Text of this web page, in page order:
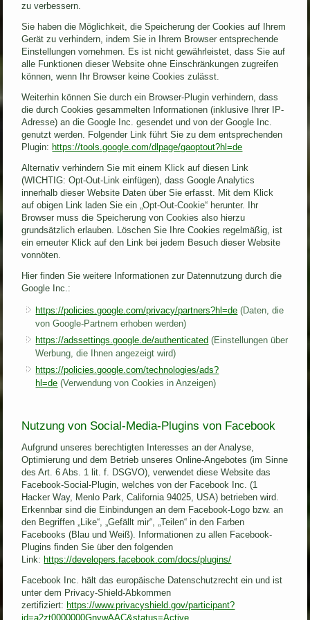
zu verbessern.
Sie haben die Möglichkeit, die Speicherung der Cookies auf Ihrem
Gerät zu verhindern, indem Sie in Ihrem Browser entsprechende
Einstellungen vornehmen. Es ist nicht gewährleistet, dass Sie auf
alle Funktionen dieser Website ohne Einschränkungen zugreifen
können, wenn Ihr Browser keine Cookies zulässt.
Weiterhin können Sie durch ein Browser-Plugin verhindern, dass
die durch Cookies gesammelten Informationen (inklusive Ihrer IP-
Adresse) an die Google Inc. gesendet und von der Google Inc.
genutzt werden. Folgender Link führt Sie zu dem entsprechenden
Plugin: https://tools.google.com/dlpage/gaoptout?hl=de
Alternativ verhindern Sie mit einem Klick auf diesen Link
(WICHTIG: Opt-Out-Link einfügen), dass Google Analytics
innerhalb dieser Website Daten über Sie erfasst. Mit dem Klick
auf obigen Link laden Sie ein „Opt-Out-Cookie“ herunter. Ihr
Browser muss die Speicherung von Cookies also hierzu
grundsätzlich erlauben. Löschen Sie Ihre Cookies regelmäßig, ist
ein erneuter Klick auf den Link bei jedem Besuch dieser Website
vonnöten.
Hier finden Sie weitere Informationen zur Datennutzung durch die
Google Inc.:
https://policies.google.com/privacy/partners?hl=de (Daten, die
von Google-Partnern erhoben werden)
https://adssettings.google.de/authenticated (Einstellungen über
Werbung, die Ihnen angezeigt wird)
https://policies.google.com/technologies/ads?
hl=de (Verwendung von Cookies in Anzeigen)
Nutzung von Social-Media-Plugins von Facebook
Aufgrund unseres berechtigten Interesses an der Analyse,
Optimierung und dem Betrieb unseres Online-Angebotes (im Sinne
des Art. 6 Abs. 1 lit. f. DSGVO), verwendet diese Website das
Facebook-Social-Plugin, welches von der Facebook Inc. (1
Hacker Way, Menlo Park, California 94025, USA) betrieben wird.
Erkennbar sind die Einbindungen an dem Facebook-Logo bzw. an
den Begriffen „Like“, „Gefällt mir“, „Teilen“ in den Farben
Facebooks (Blau und Weiß). Informationen zu allen Facebook-
Plugins finden Sie über den folgenden
Link: https://developers.facebook.com/docs/plugins/
Facebook Inc. hält das europäische Datenschutzrecht ein und ist
unter dem Privacy-Shield-Abkommen
zertifiziert: https://www.privacyshield.gov/participant?
id=a2zt0000000GnywAAC&status=Active